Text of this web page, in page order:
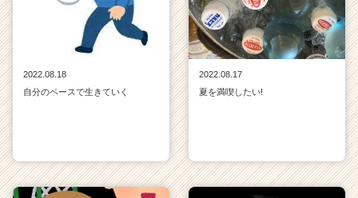
2022.08.18
自分のペースで生きていく
2022.08.17
夏を満喫したい!